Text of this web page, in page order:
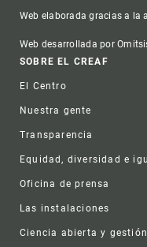
Web elaborada gracias a la
Web desarrollada por
Footer
SOBRE EL CREAF
El Centro
Nuestra gente
Transparencia
Equidad, diversidad e
Oficina de prensa
Las instalaciones
Ciencia abierta y